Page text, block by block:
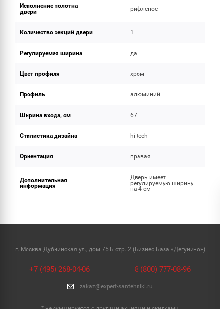
Исполнение полотна
двери
рифленое
Количество секций двери 1
Регулируемая ширина да
Цвет профиля хром
Профиль алюминий
Ширина входа, см 67
Стилистика дизайна hi-tech
Ориентация правая
Дополнительная
информация
Дверь имеет
регулируемую ширину
на 4 см
г. Москва Дубнинская ул., дом 75 Б стр. 2 (Бизнес База «Дегунино»)
+7 (495) 268-04-06 8 (800) 777-08-96
zakaz@expert-santehniki.ru